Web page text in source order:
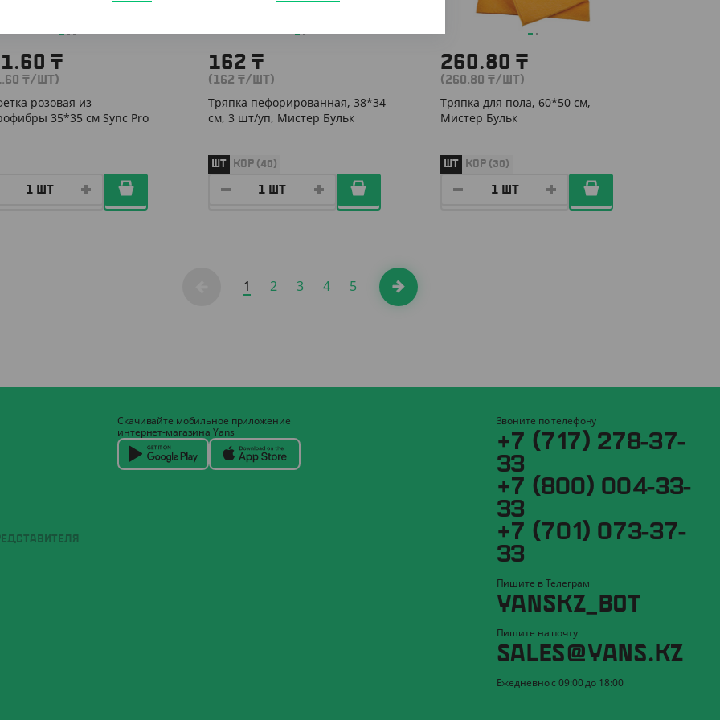
₸
₸/ШТ)
розовая из
35*35 см Sync Pro
162 ₸
(162 ₸/ШТ)
Тряпка пефорированная, 38*34
см, 3 шт/уп, Мистер Бульк
ШТ КОР (40)
260.80₸
(260.80₸/ШТ)
Тряпка для пола, 60*50 см,
Мистер Бульк
ШТ КОР (30)
1 2 3 4 5
Скачивайте мобильное приложение
интернет-магазина Yans
Звоните по телефону
+7 (717) 278-37-
33
+7 (800) 004-33-
33
+7 (701) 073-37-
33
Пишите в Телеграм
YANSKZ_BOT
Пишите на почту
SALES@YANS.KZ
Ежедневно с 09:00 до 18:00